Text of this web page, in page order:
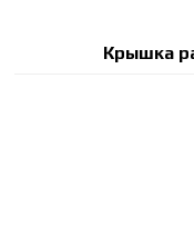
Крышка